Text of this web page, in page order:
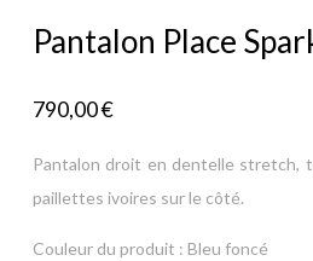
Pantalon Place
790,00€
Pantalon droit en dentelle stretch,
paillettes ivoires sur le côté.
Couleur du produit : Bleu foncé